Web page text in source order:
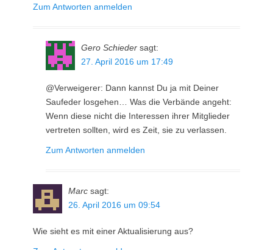
Zum Antworten anmelden
Gero Schieder sagt:
27. April 2016 um 17:49
@Verweigerer: Dann kannst Du ja mit Deiner
Saufeder losgehen… Was die Verbände angeht:
Wenn diese nicht die Interessen ihrer Mitglieder
vertreten sollten, wird es Zeit, sie zu verlassen.
Zum Antworten anmelden
Marc sagt:
26. April 2016 um 09:54
Wie sieht es mit einer Aktualisierung aus?